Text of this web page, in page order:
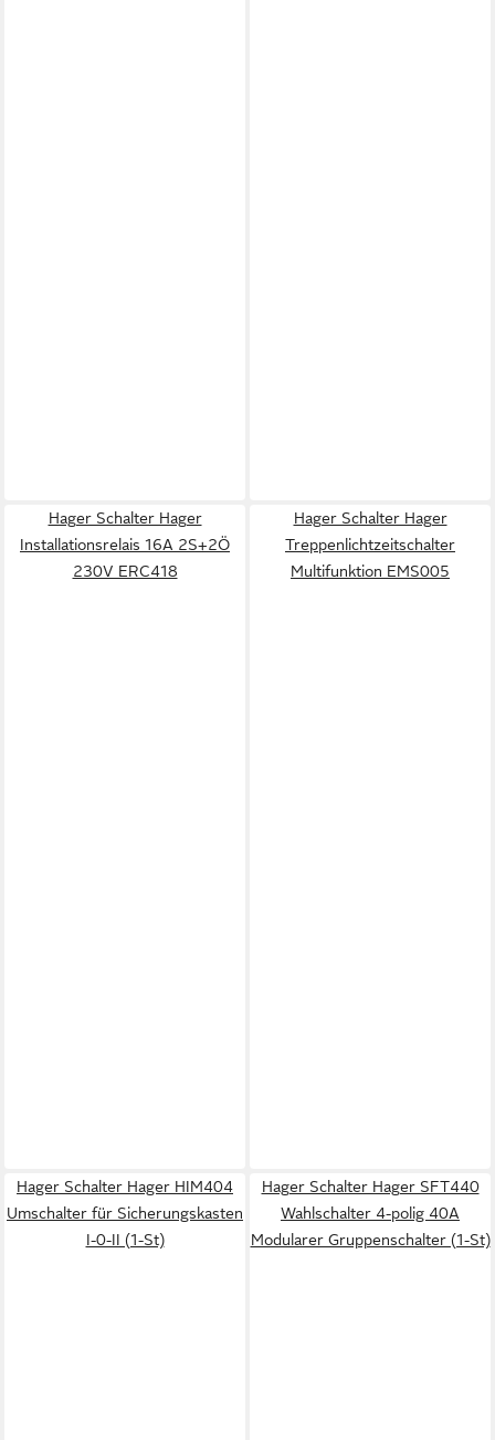
Hager Schalter Hager
Installationsrelais 16A 2S+2Ö
230V ERC418
Hager Schalter Hager
Treppenlichtzeitschalter
Multifunktion EMS005
Hager Schalter Hager HIM404
Umschalter für Sicherungskasten
I-0-II (1-St)
Hager Schalter Hager SFT440
Wahlschalter 4-polig 40A
Modularer Gruppenschalter (1-St)